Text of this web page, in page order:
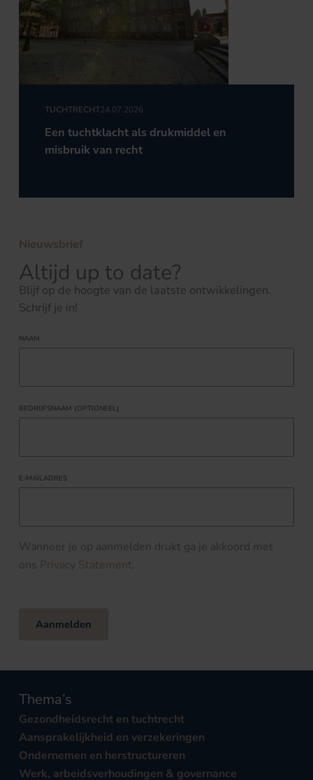
TUCHTRECHT24.07.2026
Een tuchtklacht als drukmiddel en
misbruik van recht
Nieuwsbrief
Altijd up to date?
Blijf op de hoogte van de laatste ontwikkelingen.
Schrijf je in!
NAAM
BEDRIJFSNAAM (OPTIONEEL)
E-MAILADRES
Wanneer je op aanmelden drukt ga je akkoord met
ons Privacy Statement.
Aanmelden
Thema’s
Gezondheidsrecht en tuchtrecht
Aansprakelijkheid en verzekeringen
Ondernemen en herstructureren
Werk, arbeidsverhoudingen & governance